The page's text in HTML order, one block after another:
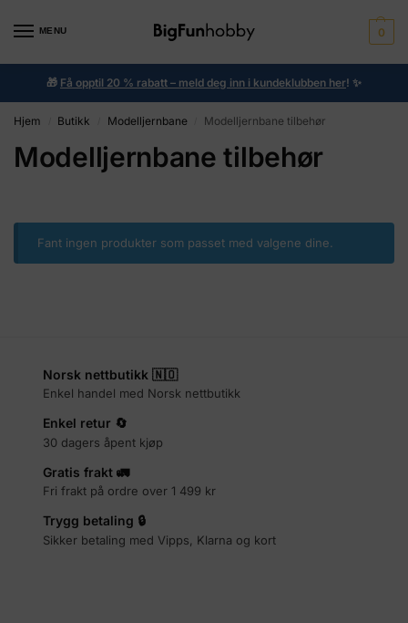
MENU 0
🎁 Få opptil 20 % rabatt – meld deg inn i kundeklubben her! ✨
Hjem Butikk Modelljernbane Modelljernbane tilbehør
Modelljernbane tilbehør
Fant ingen produkter som passet med valgene dine.
Norsk nettbutikk 🇳🇴
Enkel handel med Norsk nettbutikk
Enkel retur 🔄
30 dagers åpent kjøp
Gratis frakt 🚛
Fri frakt på ordre over 1 499 kr
Trygg betaling 🔒
Sikker betaling med Vipps, Klarna og kort